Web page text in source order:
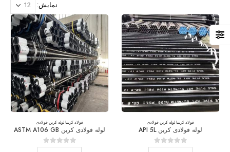
نمایش:
فولاد کربنبا لوله کربن فولادی
لوله فولادی کربن API 5L
0از 5
فولاد کربنبا لوله کربن فولادی
لوله فولادی کربن ASTM A106 GB
0از 5